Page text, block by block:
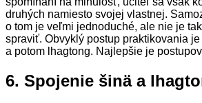
druhých namiesto svojej vlastnej.
o tom je veľmi jednoduché, ale nie je
spraviť. Obvyklý postup praktikovania
a potom lhagtong. Najlepšie je
6. Spojenie šinä a